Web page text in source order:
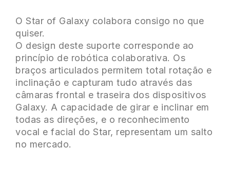
O Star of Galaxy colabora consigo no que
quiser.
O design deste suporte corresponde ao
princípio de robótica colaborativa. Os
braços articulados permitem total rotação e
inclinação e capturam tudo através das
câmaras frontal e traseira dos dispositivos
Galaxy. A capacidade de girar e inclinar em
todas as direções, e o reconhecimento
vocal e facial do Star, representam um salto
no mercado.